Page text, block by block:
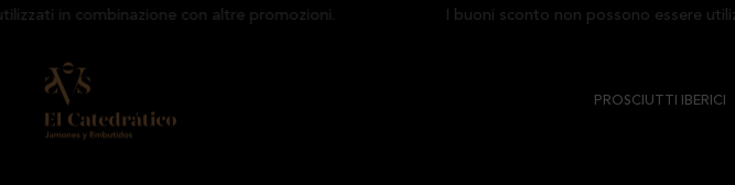
in combinazione con altre promozioni. I buoni sconto non possono essere
PROSCIUTTI IBERICI